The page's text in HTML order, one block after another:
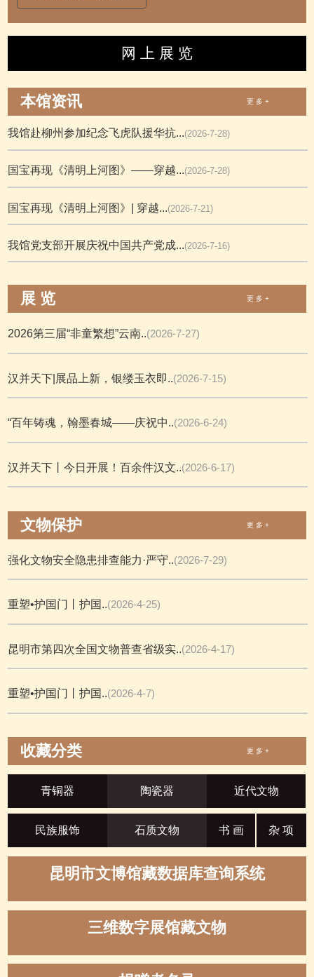
网 上 展 览
本馆资讯 更 多 +
我馆赴柳州参加纪念飞虎队援华抗...(2026-7-28)
国宝再现《清明上河图》——穿越...(2026-7-28)
国宝再现《清明上河图》| 穿越...(2026-7-21)
我馆党支部开展庆祝中国共产党成...(2026-7-16)
展 览 更 多 +
2026第三届“非童繁想”云南..(2026-7-27)
汉并天下|展品上新，银缕玉衣即..(2026-7-15)
“百年铸魂，翰墨春城——庆祝中..(2026-6-24)
汉并天下丨今日开展！百余件汉文..(2026-6-17)
文物保护 更 多 +
强化文物安全隐患排查能力·严守..(2026-7-29)
重塑•护国门丨护国..(2026-4-25)
昆明市第四次全国文物普查省级实..(2026-4-17)
重塑•护国门丨护国..(2026-4-7)
收藏分类 更 多 +
青铜器 陶瓷器 近代文物
民族服饰 石质文物 书 画 杂 项
昆明市文博馆藏数据库查询系统
三维数字展馆藏文物